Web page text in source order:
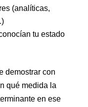
(analíticas,
tu estado
demostrar con
qué medida la
en ese